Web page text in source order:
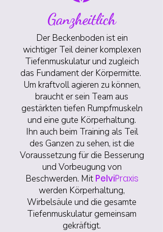
Ganzheitlich
Der Beckenboden ist ein
wichtiger Teil deiner komplexen
Tiefenmuskulatur und zugleich
das Fundament der Körpermitte. ​
Um kraftvoll agieren zu können,
braucht er sein Team aus
gestärkten tiefen Rumpfmuskeln
und eine gute Körperhaltung.
Ihn auch beim Training als Teil
des Ganzen zu sehen, ist die
Voraussetzung für die Besserung
und Vorbeugung von
Beschwerden. Mit PelviPraxis
werden Körperhaltung,
Wirbelsäule und die gesamte
Tiefenmuskulatur gemeinsam
gekräftigt.